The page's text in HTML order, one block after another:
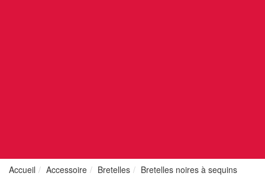
Accueil Accessoire Bretelles Bretelles noires à sequins